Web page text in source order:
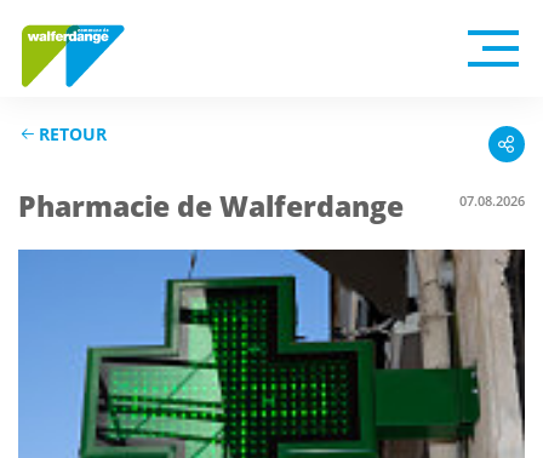
RETOUR
Pharmacie de Walferdange 07.08.2026